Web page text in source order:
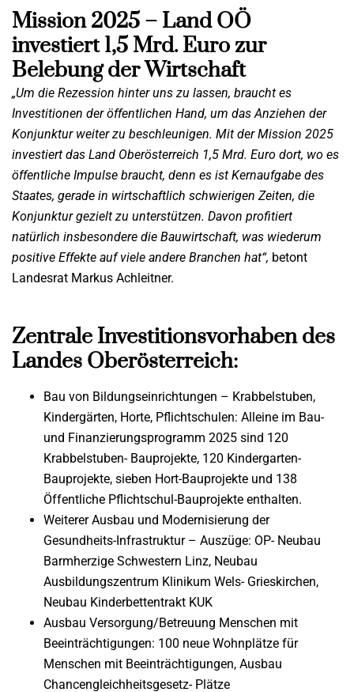
Mission 2025 – Land OÖ
investiert 1,5 Mrd. Euro zur
Belebung der Wirtschaft
„Um die Rezession hinter uns zu lassen, braucht es
Investitionen der öffentlichen Hand, um das Anziehen der
Konjunktur weiter zu beschleunigen. Mit der Mission 2025
investiert das Land Oberösterreich 1,5 Mrd. Euro dort, wo es
öffentliche Impulse braucht, denn es ist Kernaufgabe des
Staates, gerade in wirtschaftlich schwierigen Zeiten, die
Konjunktur gezielt zu unterstützen. Davon profitiert
natürlich insbesondere die Bauwirtschaft, was wiederum
positive Effekte auf viele andere Branchen hat“, betont
Landesrat Markus Achleitner.
Zentrale Investitionsvorhaben des
Landes Oberösterreich:
Bau von Bildungseinrichtungen – Krabbelstuben,
Kindergärten, Horte, Pflichtschulen: Alleine im Bau-
und Finanzierungsprogramm 2025 sind 120
Krabbelstuben- Bauprojekte, 120 Kindergarten-
Bauprojekte, sieben Hort-Bauprojekte und 138
Öffentliche Pflichtschul-Bauprojekte enthalten.
Weiterer Ausbau und Modernisierung der
Gesundheits-Infrastruktur – Auszüge: OP- Neubau
Barmherzige Schwestern Linz, Neubau
Ausbildungszentrum Klinikum Wels- Grieskirchen,
Neubau Kinderbettentrakt KUK
Ausbau Versorgung/Betreuung Menschen mit
Beeinträchtigungen: 100 neue Wohnplätze für
Menschen mit Beeinträchtigungen, Ausbau
Chancengleichheitsgesetz- Plätze